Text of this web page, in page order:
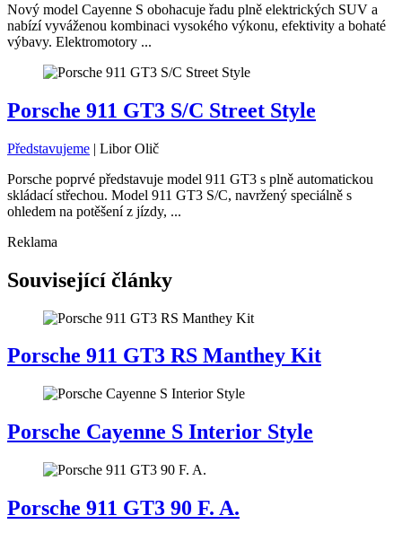
Nový model Cayenne S obohacuje řadu plně elektrických SUV a
nabízí vyváženou kombinaci vysokého výkonu, efektivity a bohaté
výbavy. Elektromotory ...
Porsche 911 GT3 S/C Street Style
Představujeme | Libor Olič
Porsche poprvé představuje model 911 GT3 s plně automatickou
skládací střechou. Model 911 GT3 S/C, navržený speciálně s
ohledem na potěšení z jízdy, ...
Reklama
Související články
Porsche 911 GT3 RS Manthey Kit
Porsche Cayenne S Interior Style
Porsche 911 GT3 90 F. A.